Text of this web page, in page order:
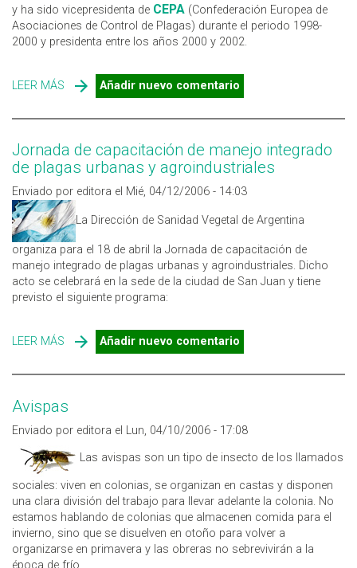
y ha sido vicepresidenta de CEPA (Confederación Europea de
Asociaciones de Control de Plagas) durante el periodo 1998-
2000 y presidenta entre los años 2000 y 2002.
LEER MÁS SOBRE MILAGROS FERNÁNDEZ DE LEZETA
Añadir nuevo comentario
Jornada de capacitación de manejo integrado
de plagas urbanas y agroindustriales
Enviado por editora el Mié, 04/12/2006 - 14:03
La Dirección de Sanidad Vegetal de Argentina
organiza para el 18 de abril la Jornada de capacitación de
manejo integrado de plagas urbanas y agroindustriales. Dicho
acto se celebrará en la sede de la ciudad de San Juan y tiene
previsto el siguiente programa:
LEER MÁS SOBRE JORNADA DE CAPACITACIÓN DE MANEJO
INTEGRADO DE PLAGAS URBANAS Y
AGROINDUSTRIALES
Añadir nuevo comentario
Avispas
Enviado por editora el Lun, 04/10/2006 - 17:08
Las avispas son un tipo de insecto de los llamados
sociales: viven en colonias, se organizan en castas y disponen
una clara división del trabajo para llevar adelante la colonia. No
estamos hablando de colonias que almacenen comida para el
invierno, sino que se disuelven en otoño para volver a
organizarse en primavera y las obreras no sebrevivirán a la
época de frío.